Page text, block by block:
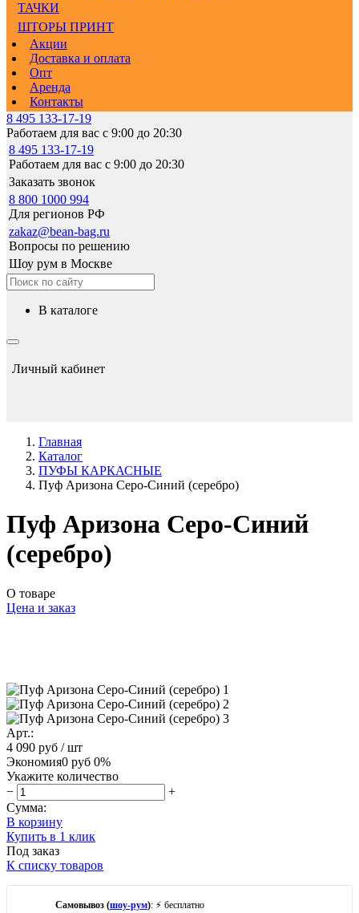
ТАЧКИ
ШТОРЫ ПРИНТ
Акции
Доставка и оплата
Опт
Аренда
Контакты
8 495 133-17-19
Работаем для вас с 9:00 до 20:30
8 495 133-17-19
Работаем для вас с 9:00 до 20:30
Заказать звонок
8 800 1000 994
Для регионов РФ
zakaz@bean-bag.ru
Вопросы по решению
Шоу рум в Москве
в каталоге
Личный кабинет
Главная
Каталог
ПУФЫ КАРКАСНЫЕ
Пуф Аризона Серо-Синий (серебро)
Пуф Аризона Серо-Синий
(серебро)
О товаре
Цена и заказ
Арт.:
4 090 руб / шт
Экономия0 руб 0%
Укажите количество
−
+
Сумма:
В корзину
Купить в 1 клик
Под заказ
К списку товаров
Самовывоз (шоу-рум): ⚡ бесплатно